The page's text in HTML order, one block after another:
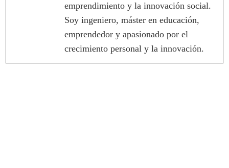
emprendimiento y la innovación social.
Soy ingeniero, máster en educación,
emprendedor y apasionado por el
crecimiento personal y la innovación.